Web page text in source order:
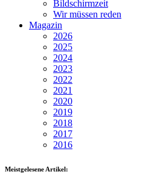
Bildschirmzeit
Wir müssen reden
Magazin
2026
2025
2024
2023
2022
2021
2020
2019
2018
2017
2016
Meistgelesene Artikel: